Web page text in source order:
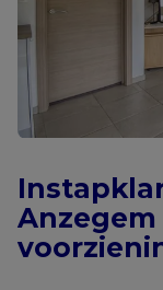
Anzegem